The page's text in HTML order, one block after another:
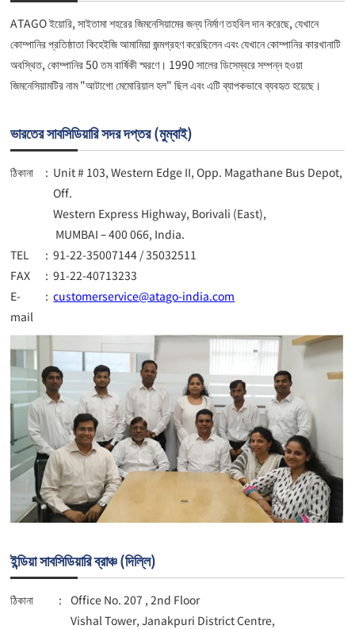
ATAGO ইয়োরি, সাইতামা শহরের জিমনেসিয়ামের জন্য নির্মাণ তহবিল দান করেছে, যেখানে
কোম্পানির প্রতিষ্ঠাতা কিহেইজি আমামিয়া জন্মগ্রহণ করেছিলেন এবং যেখানে কোম্পানির কারখানাটি
অবস্থিত, কোম্পানির 50 তম বার্ষিকী স্মরণে। 1990 সালের ডিসেম্বরে সম্পন্ন হওয়া
জিমনেসিয়ামটির নাম "আটাগো মেমোরিয়াল হল" ছিল এবং এটি ব্যাপকভাবে ব্যবহৃত হয়েছে।
ভারতের সাবসিডিয়ারি সদর দপ্তর (মুম্বাই)
ঠিকানা : Unit # 103, Western Edge II, Opp. Magathane Bus Depot,
Off.
Western Express Highway, Borivali (East),
MUMBAI – 400 066, India.
TEL
:91-22-35007144 / 35032511
FAX
:91-22-40713233
E-
mail
:customerservice@atago-india.com
ইন্ডিয়া সাবসিডিয়ারি ব্রাঞ্চ (দিল্লি)
ঠিকানা :
Office No. 207 , 2nd Floor
Vishal Tower, Janakpuri District Centre,